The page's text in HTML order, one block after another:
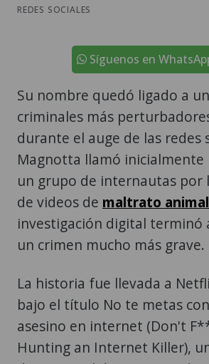
REDES SOCIALES
Síguenos en
Su nombre quedó ligado a
criminales más
durante el auge de las redes
Magnotta llamó inicialmente
un grupo de internautas por
de videos de maltrato animal
investigación digital terminó
un crimen mucho más grave.
La historia fue llevada a
bajo el título No te metas
asesino en internet (Don't
Hunting an Internet Killer),